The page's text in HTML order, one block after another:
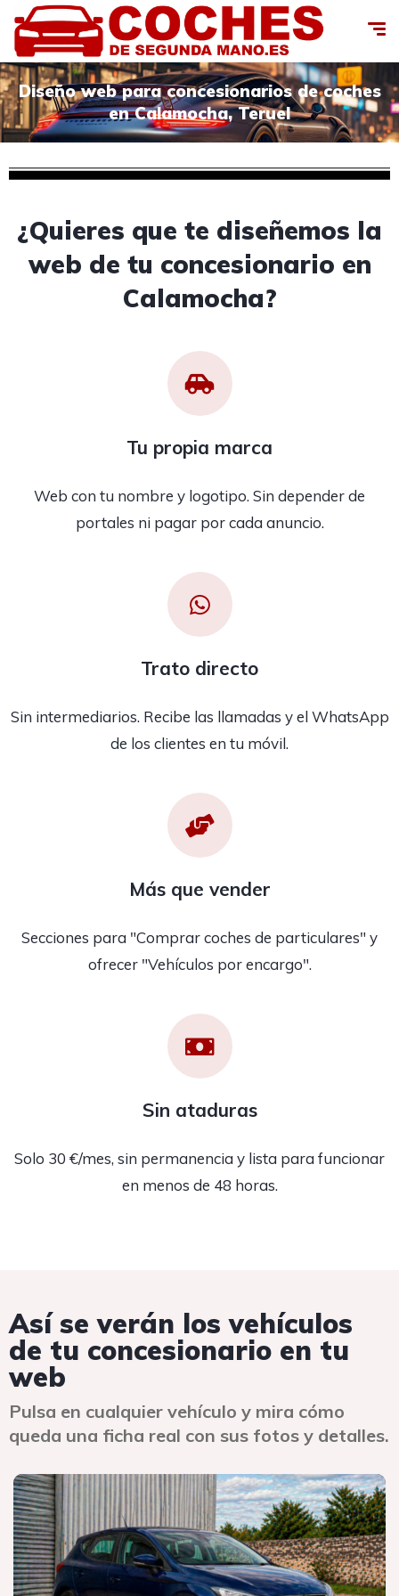
Diseño web para concesionarios de coches
en Calamocha, Teruel
¿Quieres que te diseñemos la
web de tu concesionario en
Calamocha?
Tu propia marca
Web con tu nombre y logotipo. Sin depender de
portales ni pagar por cada anuncio.
Trato directo
Sin intermediarios. Recibe las llamadas y el WhatsApp
de los clientes en tu móvil.
Más que vender
Secciones para "Comprar coches de particulares" y
ofrecer "Vehículos por encargo".
Sin ataduras
Solo 30 €/mes, sin permanencia y lista para funcionar
en menos de 48 horas.
Así se verán los vehículos
de tu concesionario en tu
web
Pulsa en cualquier vehículo y mira cómo
queda una ficha real con sus fotos y detalles.